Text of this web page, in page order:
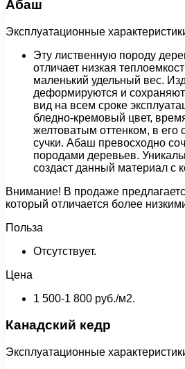
Абаш
Эксплуатационные
Эту лиственную породу
отличает низкая
маленький удельный вес.
деформируются и
вид на всем сроке
бледно-кремовый цвет,
желтоватым оттенком, в его
сучки. Абаш превосходно
породами деревьев.
создаст данный материал с
Внимание! В продаже
который отличается более
Польза
Отсутствует.
Цена
1 500-1 800 руб./м2.
Канадский кедр
Эксплуатационные